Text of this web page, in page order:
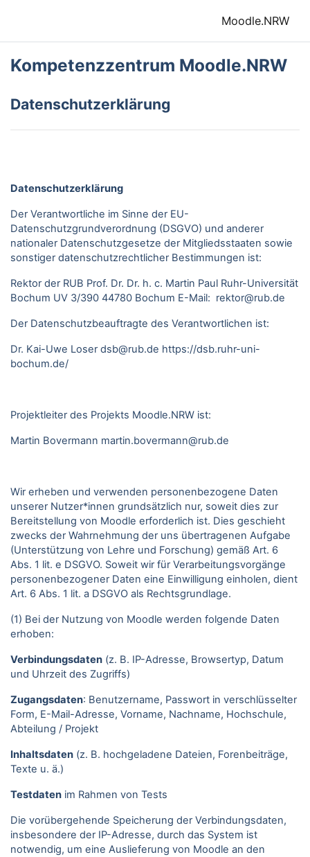
Moodle.NRW
Kompetenzzentrum Moodle.NRW
Datenschutzerklärung
Datenschutzerklärung
Der Verantwortliche im Sinne der EU-
Datenschutzgrundverordnung (DSGVO) und anderer
nationaler Datenschutzgesetze der Mitgliedsstaaten sowie
sonstiger datenschutzrechtlicher Bestimmungen ist:
Rektor der RUB Prof. Dr. Dr. h. c. Martin Paul Ruhr-Universität
Bochum UV 3/390 44780 Bochum E-Mail: rektor@rub.de
Der Datenschutzbeauftragte des Verantwortlichen ist:
Dr. Kai-Uwe Loser dsb@rub.de https://dsb.ruhr-uni-
bochum.de/
Projektleiter des Projekts Moodle.NRW ist:
Martin Bovermann martin.bovermann@rub.de
Wir erheben und verwenden personenbezogene Daten
unserer Nutzer*innen grundsätzlich nur, soweit dies zur
Bereitstellung von Moodle erforderlich ist. Dies geschieht
zwecks der Wahrnehmung der uns übertragenen Aufgabe
(Unterstützung von Lehre und Forschung) gemäß Art. 6
Abs. 1 lit. e DSGVO. Soweit wir für Verarbeitungsvorgänge
personenbezogener Daten eine Einwilligung einholen, dient
Art. 6 Abs. 1 lit. a DSGVO als Rechtsgrundlage.
(1) Bei der Nutzung von Moodle werden folgende Daten
erhoben:
Verbindungsdaten (z. B. IP-Adresse, Browsertyp, Datum
und Uhrzeit des Zugriffs)
Zugangsdaten: Benutzername, Passwort in verschlüsselter
Form, E-Mail-Adresse, Vorname, Nachname, Hochschule,
Abteilung / Projekt
Inhaltsdaten (z. B. hochgeladene Dateien, Forenbeiträge,
Texte u. ä.)
Testdaten im Rahmen von Tests
Die vorübergehende Speicherung der Verbindungsdaten,
insbesondere der IP-Adresse, durch das System ist
notwendig, um eine Auslieferung von Moodle an den